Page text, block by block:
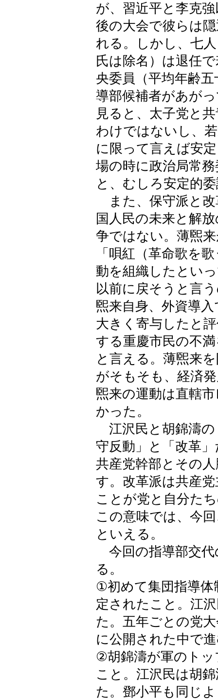
が、習近平と李克
後の大会で彼らは
れる。しかし、七
氏は除名）は退任
央委員（平均年齢
導部候補者があが
見ると、太子党と
わけではないし、
に限って言えば安
場の時に政治局常
と、むしろ安定的
また、保守派と改
国人民の未来と解
争ではない。薄煕
「唄紅（革命歌を
動を組織したとい
以前に戻そうと言
煕来自身、外資導
大きく寄与したと
する重慶市民の不
と言える。薄煕来
がそもそも、経済
煕来の運動は直轄
かった。
江沢民と胡錦濤の
守反動」と「改革
共産党幹部とその
す。改革派は共産
ことが党と自分た
この意味では、今
といえる。
今回の指導部交代
る。
①初めて集団指導
定されたこと。江
た。五年ごとの党
に公開された中で
②胡錦濤が軍のトッ
こと。江沢民は胡
た。鄧小平も同じ